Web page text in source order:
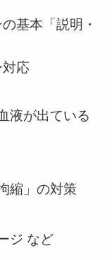
基本「説明・
応
が出ている
」の対策
など